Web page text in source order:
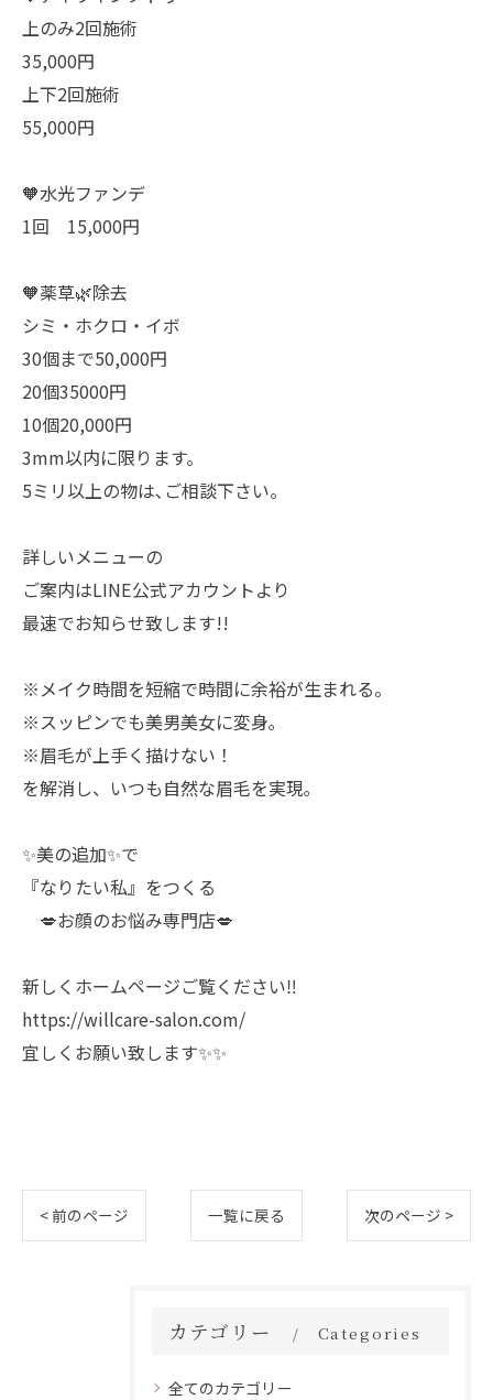
上のみ2回施術
35,000円
上下2回施術
55,000円
🧡水光ファンデ
1回 15,000円
🧡薬草🌿除去
シミ・ホクロ・イボ
30個まで50,000円
20個35000円
10個20,000円
3mm以内に限ります。
5ミリ以上の物は､ご相談下さい。
詳しいメニューの
ご案内はLINE公式アカウントより
最速でお知らせ致します!!
※メイク時間を短縮で時間に余裕が生まれる。
※スッピンでも美男美女に変身｡
※眉毛が上手く描けない！
を解消し、いつも自然な眉毛を実現｡
✨美の追加✨で
『なりたい私』をつくる
💋お顔のお悩み専門店💋
新しくホームページご覧ください‼️
https://willcare-salon.com/
宜しくお願い致します✨️✨️
< 前のページ 一覧に戻る 次のページ >
カテゴリー Categories
全てのカテゴリー